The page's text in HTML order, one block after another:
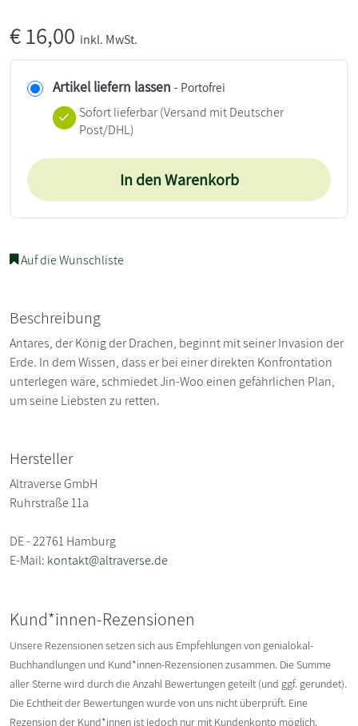
€16,00 inkl. MwSt.
Artikel liefern lassen - Portofrei
Sofort lieferbar(Versand mit Deutscher
Post/DHL)
In den Warenkorb
Auf die Wunschliste
Beschreibung
Antares, der König der Drachen, beginnt mit seiner Invasion der
Erde. In dem Wissen, dass er bei einer direkten Konfrontation
unterlegen wäre, schmiedet Jin-Woo einen gefährlichen Plan,
um seine Liebsten zu retten.
Hersteller
Altraverse GmbH
Ruhrstraße 11a
DE - 22761 Hamburg
E-Mail: kontakt@altraverse.de
Kund*innen-Rezensionen
Unsere Rezensionen setzen sich aus Empfehlungen von genialokal-
Buchhandlungen und Kund*innen-Rezensionen zusammen. Die Summe
aller Sterne wird durch die Anzahl Bewertungen geteilt (und ggf. gerundet).
Die Echtheit der Bewertungen wurde von uns nicht überprüft. Eine
Rezension der Kund*innen ist jedoch nur mit Kundenkonto möglich.